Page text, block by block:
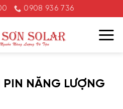
0908 936 736
PIN NĂNG LƯỢNG